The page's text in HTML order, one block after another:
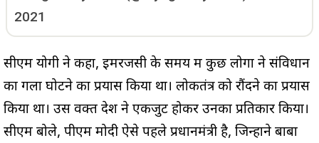
2021
सीएम योगी ने कहा, इमरजेंसी के समय में कुछ लोगों ने संविधान
का गला घोटने का प्रयास किया था। लोकतंत्र को रौंदने का प्रयास
किया था। उस वक्त देश ने एकजुट होकर उनका प्रतिकार किया।
सीएम बोले, पीएम मोदी ऐसे पहले प्रधानमंत्री है, जिन्होंने बाबा